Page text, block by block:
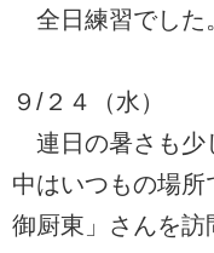
全日練習でした
９/２４（水）
連日の暑さも少
中はいつもの場所
御厨東」さんを